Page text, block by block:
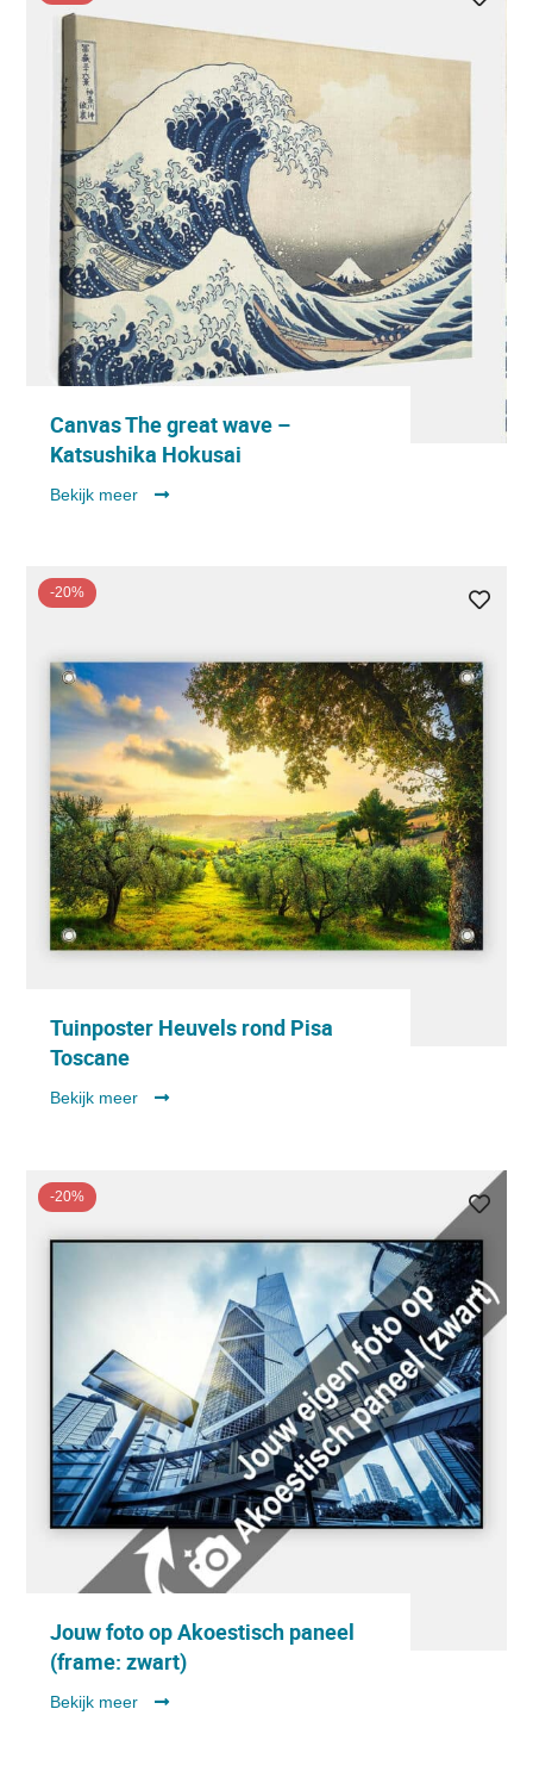
Canvas The great wave –
Katsushika Hokusai
Bekijk meer
-20%
Tuinposter Heuvels rond Pisa
Toscane
Bekijk meer
-20%
Jouw foto op Akoestisch paneel
(frame: zwart)
Bekijk meer